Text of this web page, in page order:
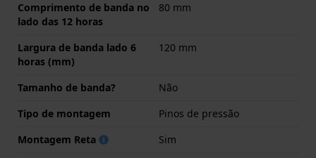
Comprimento de banda no
lado das 12 horas
80 mm
Largura de banda lado 6
horas (mm)
120 mm
Tamanho de banda?
Não
Tipo de montagem
Pinos de pressão
Montagem Reta
Sim